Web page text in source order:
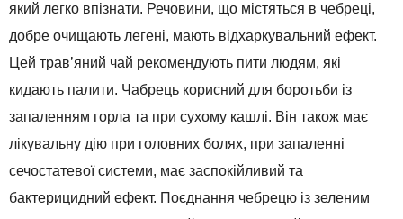
який легко впізнати. Речовини, що містяться в чебреці,
добре очищають легені, мають відхаркувальний ефект.
Цей трав’яний чай рекомендують пити людям, які
кидають палити. Чабрець корисний для боротьби із
запаленням горла та при сухому кашлі. Він також має
лікувальну дію при головних болях, при запаленні
сечостатевої системи, має заспокійливий та
бактерицидний ефект. Поєднання чебрецю із зеленим